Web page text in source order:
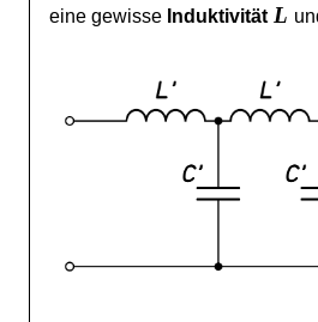
eine gewisse Induktivität L